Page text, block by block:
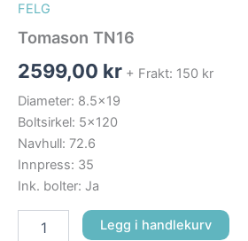
FELG
Tomason TN16
2599,00 kr + Frakt: 150 kr
Diameter: 8.5×19
Boltsirkel: 5×120
Navhull: 72.6
Innpress: 35
Ink. bolter: Ja
Legg i handlekurv